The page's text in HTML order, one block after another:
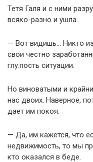
Тетя Галя и с ними
всяко-разно и ушла.
— Вот видишь… Никто
свои честно
глу.пость ситуации.
Но виноватыми и
нас двоих. Наверное,
дает им покоя.
— Да, им кажется, что
недвижимость, то мы
кто оказался в беде.